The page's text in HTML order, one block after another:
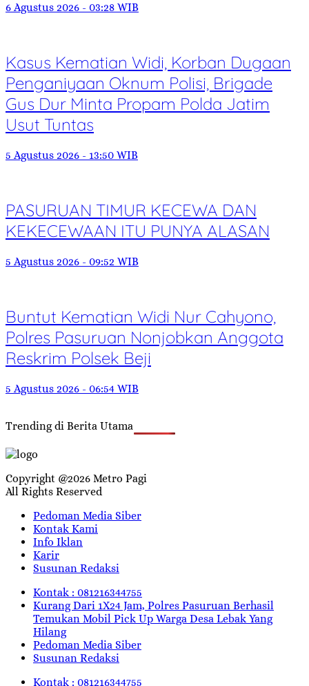
6 Agustus 2026 - 03:28 WIB
Kasus Kematian Widi, Korban Dugaan
Penganiyaan Oknum Polisi, Brigade
Gus Dur Minta Propam Polda Jatim
Usut Tuntas
5 Agustus 2026 - 13:50 WIB
PASURUAN TIMUR KECEWA DAN
KEKECEWAAN ITU PUNYA ALASAN
5 Agustus 2026 - 09:52 WIB
Buntut Kematian Widi Nur Cahyono,
Polres Pasuruan Nonjobkan Anggota
Reskrim Polsek Beji
5 Agustus 2026 - 06:54 WIB
Trending di Berita Utama
Copyright @2026 Metro Pagi
All Rights Reserved
Pedoman Media Siber
Kontak Kami
Info Iklan
Karir
Susunan Redaksi
Kontak : 081216344755
Kurang Dari 1X24 Jam, Polres Pasuruan Berhasil
Temukan Mobil Pick Up Warga Desa Lebak Yang
Hilang
Pedoman Media Siber
Susunan Redaksi
Kontak : 081216344755